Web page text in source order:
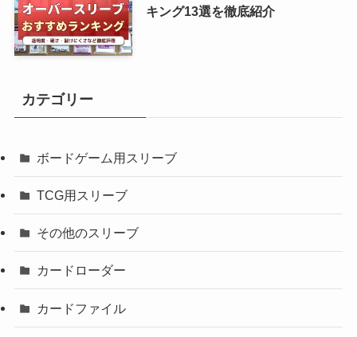
キング13選を徹底紹介
カテゴリー
ボードゲーム用スリーブ
TCG用スリーブ
その他のスリーブ
カードローダー
カードファイル